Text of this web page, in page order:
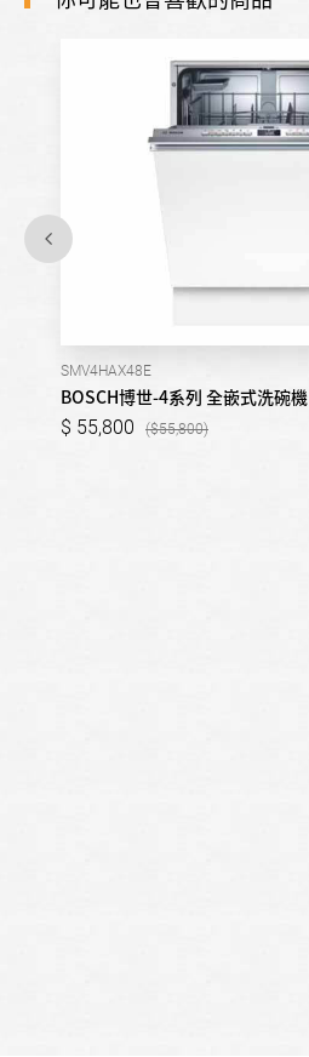
SMV4HAX48E
BOSCH博世-4系列 全嵌式洗碗機
55,800 55,800